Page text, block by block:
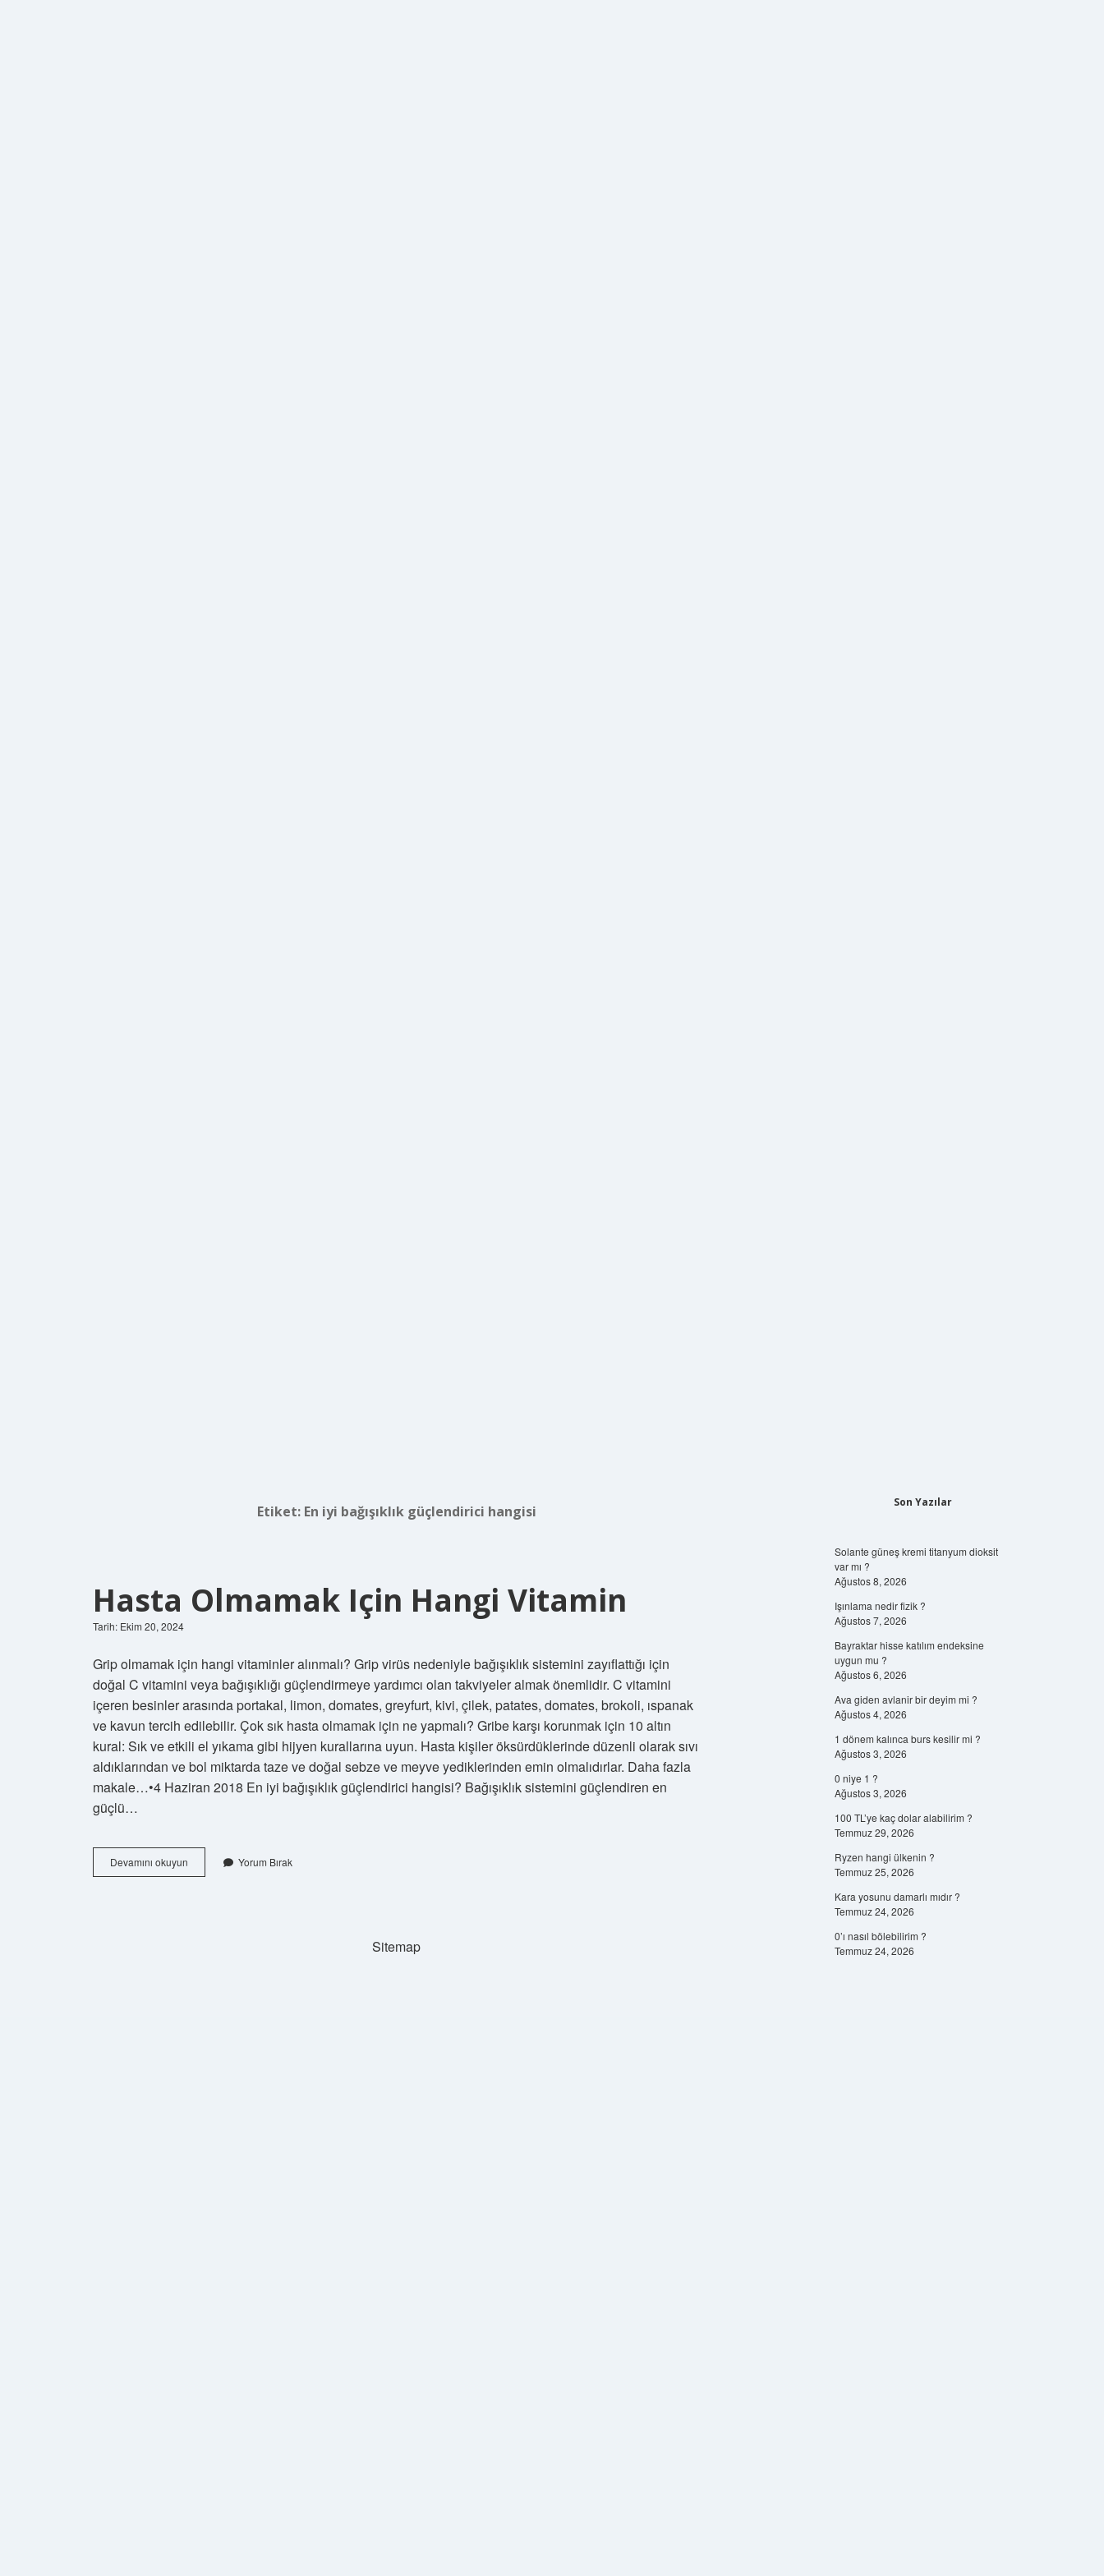
Etiket: En iyi bağışıklık güçlendirici hangisi
Hasta Olmamak Için Hangi Vitamin
Tarih: Ekim 20, 2024
Grip olmamak için hangi vitaminler alınmalı? Grip virüs nedeniyle bağışıklık sistemini zayıflattığı için
doğal C vitamini veya bağışıklığı güçlendirmeye yardımcı olan takviyeler almak önemlidir. C vitamini
içeren besinler arasında portakal, limon, domates, greyfurt, kivi, çilek, patates, domates, brokoli, ıspanak
ve kavun tercih edilebilir. Çok sık hasta olmamak için ne yapmalı? Gribe karşı korunmak için 10 altın
kural: Sık ve etkili el yıkama gibi hijyen kurallarına uyun. Hasta kişiler öksürdüklerinde düzenli olarak sıvı
aldıklarından ve bol miktarda taze ve doğal sebze ve meyve yediklerinden emin olmalıdırlar. Daha fazla
makale…•4 Haziran 2018 En iyi bağışıklık güçlendirici hangisi? Bağışıklık sistemini güçlendiren en
güçlü…
Devamını okuyun
Olmamak
Yorum Bırak
Sitemap
Son Yazılar
Solante güneş kremi titanyum dioksit
var mı ?
Ağustos 8, 2026
Işınlama nedir fizik ?
Ağustos 7, 2026
Bayraktar hisse katılım endeksine
uygun mu ?
Ağustos 6, 2026
Ava giden avlanir bir deyim mi ?
Ağustos 4, 2026
1 dönem kalınca burs kesilir mi ?
Ağustos 3, 2026
0 niye 1 ?
Ağustos 3, 2026
100 TL’ye kaç dolar alabilirim ?
Temmuz 29, 2026
Ryzen hangi ülkenin ?
Temmuz 25, 2026
Kara yosunu damarlı mıdır ?
Temmuz 24, 2026
0’ı nasıl bölebilirim ?
Temmuz 24, 2026